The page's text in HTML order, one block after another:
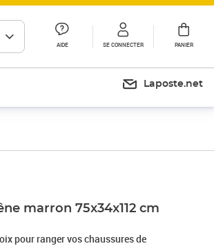
AIDE SE CONNECTER PANIER
Laposte.net
marron 75x34x112 cm
pour ranger vos chaussures de